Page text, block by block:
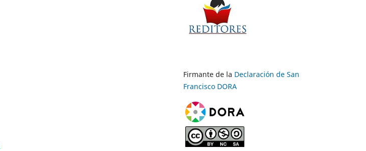
Firmante de la Declaración de San
Francisco DORA